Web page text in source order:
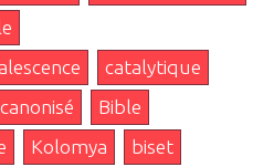
catalytique
canonisé
Bible
Kolomya
biset